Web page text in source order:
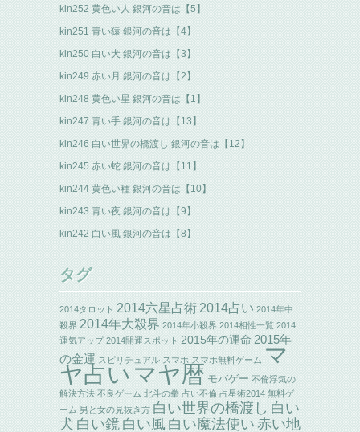
kin252 黄色い人 銀河の音は【5】
kin251 青い猿 銀河の音は【4】
kin250 白い犬 銀河の音は【3】
kin249 赤い月 銀河の音は【2】
kin248 黄色い星 銀河の音は【1】
kin247 青い手 銀河の音は【13】
kin246 白い世界の橋渡し 銀河の音は【12】
kin245 赤い蛇 銀河の音は【11】
kin244 黄色い種 銀河の音は【10】
kin243 青い夜 銀河の音は【9】
kin242 白い風 銀河の音は【8】
タグ
2014タロット 2014六星占術 2014占い 2014年中
殺界 2014年大殺界 2014年小殺界 2014相性一覧 2014
運気アップ 2014開運スポット 2015年の運命 2015年
の金運 スピリチュアル スマホ スマホ無料ゲーム マ
ヤ占い マヤ暦 モバゲー 不倫浮気の
解決方法 不良ゲーム 北斗の拳 占い不倫 占星術2014 無料ゲ
ーム 男と女の見抜き方 白い世界の橋渡し 白い
犬 白い鏡 白い風 白い魔法使い 赤い地